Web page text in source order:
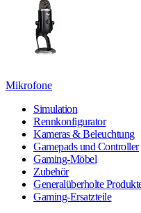
Mikrofone
Simulation
Rennkonfigurator
Kameras & Beleuchtung
Gamepads und Controller
Gaming-Möbel
Zubehör
Generalüberholte
Gaming-Ersatzteile